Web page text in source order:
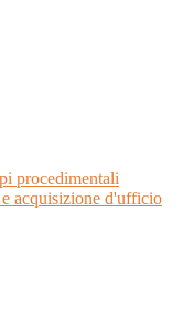
procedimentali
acquisizione d'ufficio